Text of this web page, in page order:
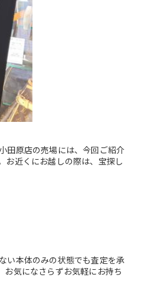
田原店の売場には、今回ご紹介
お近くにお越しの際は、宝探し
い本体のみの状態でも査定を承
お気になさらずお気軽にお持ち